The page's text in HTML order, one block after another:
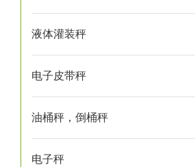
液体灌装秤
电子皮带秤
油桶秤，倒桶秤
电子秤